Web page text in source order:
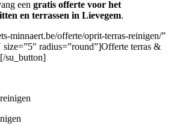
een gratis offerte voor het
en terrassen in Lievegem.
minnaert.be/offerte/oprit-terras-reinigen/”
radius=”round”]Offerte terras &
su_button]